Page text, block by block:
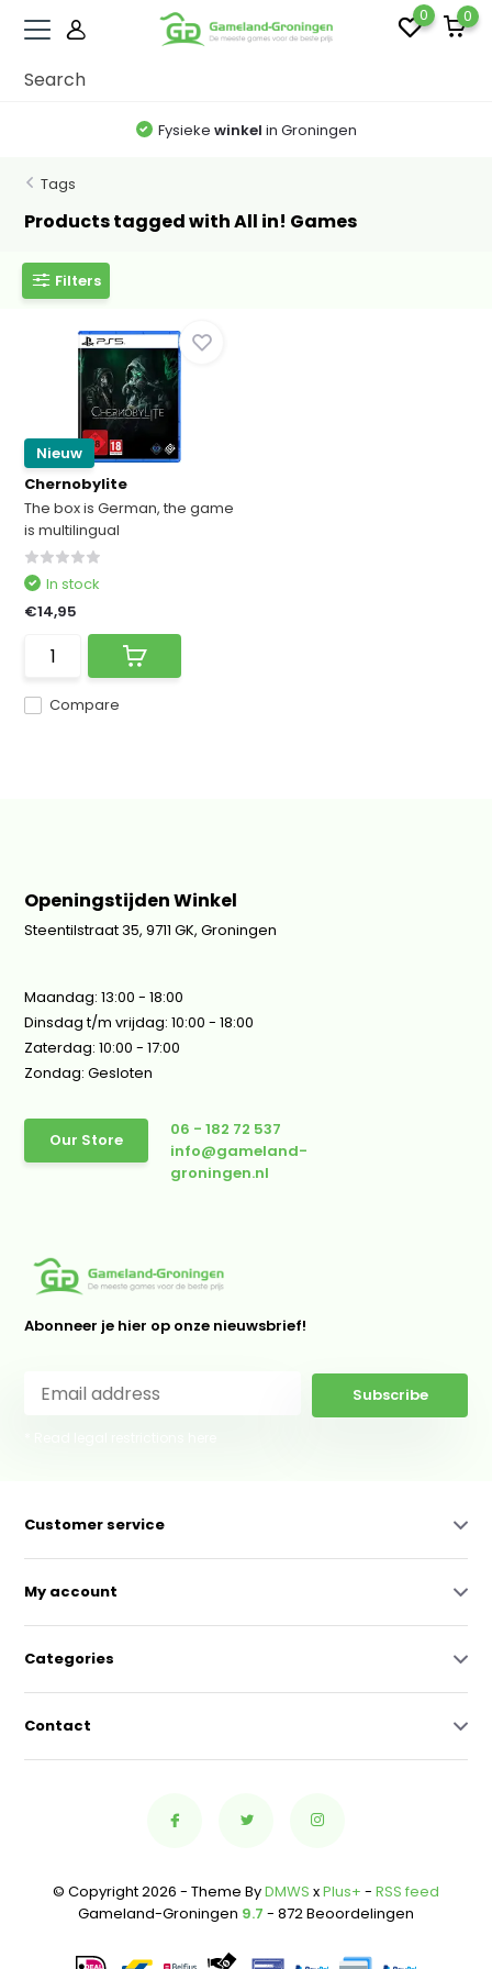
0 0
Fysieke winkel in Groningen
Tags
Products tagged with All in! Games
Filters
Nieuw
Chernobylite
The box is German, the game
is multilingual
Compare
In stock
€14,95
Openingstijden Winkel
Steentilstraat 35, 9711 GK, Groningen
Maandag: 13:00 - 18:00
Dinsdag t/m vrijdag: 10:00 - 18:00
Zaterdag: 10:00 - 17:00
Zondag: Gesloten
Our Store
06 - 182 72 537
info@gameland-
groningen.nl
Abonneer je hier op onze nieuwsbrief!
Subscribe
Customer service
My account
Categories
Contact
© Copyright 2026 - Theme ByDMWS xPlus+ - RSS feed
Gameland-Groningen 9.7 - 872 Beoordelingen